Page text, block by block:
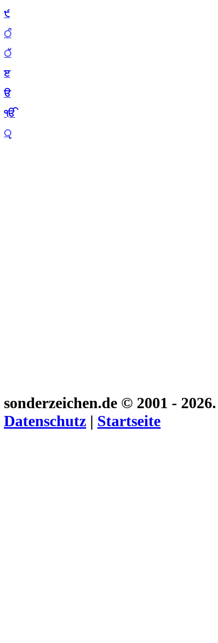
੯
ੰ
ੱ
ੲ
ੳ
ੴ
ੵ
sonderzeichen.de © 2001 -
Datenschutz | Startseite